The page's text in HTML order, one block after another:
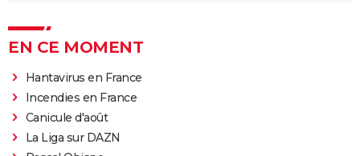
EN CE MOMENT
Hantavirus en France
Incendies en France
Canicule d'août
La Liga sur DAZN